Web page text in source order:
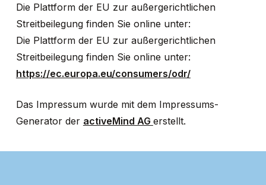
Die Plattform der EU zur außergerichtlichen
Streitbeilegung finden Sie online unter:
Die Plattform der EU zur außergerichtlichen
Streitbeilegung finden Sie online unter:
https://ec.europa.eu/consumers/odr/
Das Impressum wurde mit dem Impressums-
Generator der activeMind AG erstellt.